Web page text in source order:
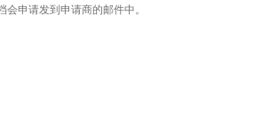
申请发到申请商的邮件中。